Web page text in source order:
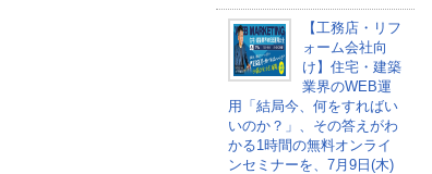
【工務店・リフ
ォーム会社向
け】住宅・建築
業界のWEB運
用「結局今、何をすればい
いのか？」、その答えがわ
かる1時間の無料オンライ
ンセミナーを、7月9日(木)